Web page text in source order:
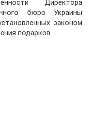
Директора
бюро Украины
законом
подарков.